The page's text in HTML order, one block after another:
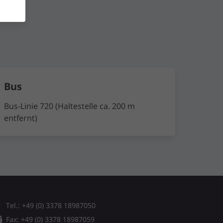
Bus
Bus-Linie 720 (Haltestelle ca. 200 m
entfernt)
Tel.: +49 (0) 3378 18987050
Fax: +49 (0) 3378 18987059